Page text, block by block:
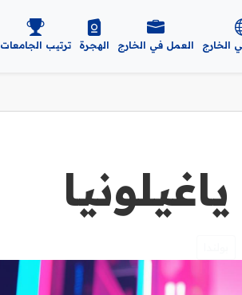
الخارج العمل في الخارج الهجرة ترتيب الجامعات